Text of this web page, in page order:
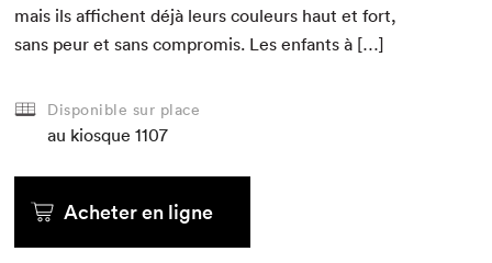
mais ils affichent déjà leurs couleurs haut et fort,
sans peur et sans com­pro­mis. Les enfants à […]
Disponible sur place
au kiosque 1107
Acheter en ligne